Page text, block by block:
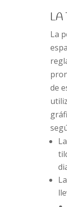
LA
La
de